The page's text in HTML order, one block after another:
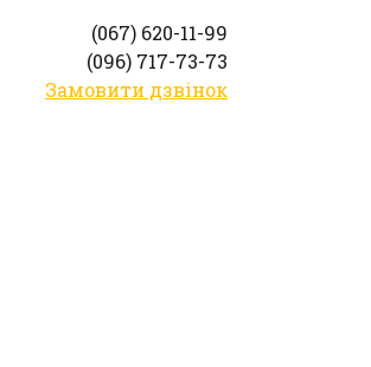
(067) 620-11-99
(096) 717-73-73
Замовити дзвінок